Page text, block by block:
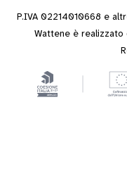
P.IVA 02214010668 e
Wattene è realizzato